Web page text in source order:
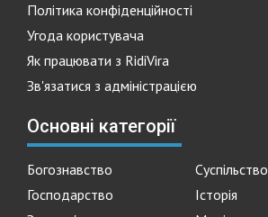
Політика конфіденційності
Угода користувача
Як працювати з RidiVira
Зв'язатися з адміністрацією
Основні категорії
Богознавство
Суспільство
Господарство
Історія